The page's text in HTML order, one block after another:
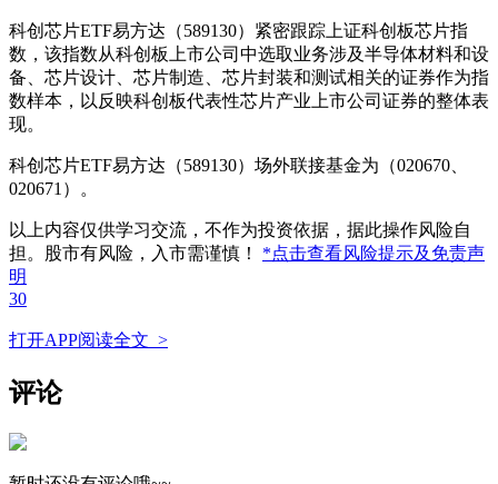
科创芯片ETF易方达（589130）紧密跟踪上证科创板芯片指
数，该指数从科创板上市公司中选取业务涉及半导体材料和设
备、芯片设计、芯片制造、芯片封装和测试相关的证券作为指
数样本，以反映科创板代表性芯片产业上市公司证券的整体表
现。
科创芯片ETF易方达（589130）场外联接基金为（020670、
020671）。
以上内容仅供学习交流，不作为投资依据，据此操作风险自
担。股市有风险，入市需谨慎！ *点击查看风险提示及免责声
明
30
打开APP阅读全文 >
评论